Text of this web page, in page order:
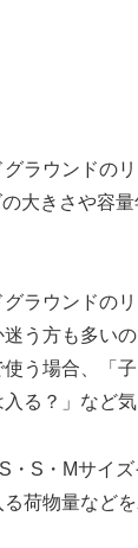
ラウンドのリ
大きさや容
ラウンドの
う方も多い
う場合、「
入る？」など
・S・Mサイ
荷物量など